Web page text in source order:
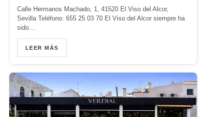
Calle Hermanos Machado, 1, 41520 El Viso del Alcor,
Sevilla Teléfono: 655 25 03 70 El Viso del Alcor siempre ha
sido…
LEER MÁS